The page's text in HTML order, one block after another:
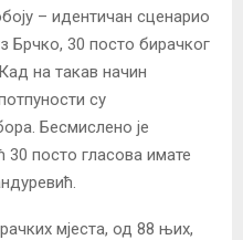
– идентичан сценарио
Брчко, 30 посто бирачког
на такав начин
су
Бесмислено је
30 посто гласова имате
мјеста, од 88 њих,